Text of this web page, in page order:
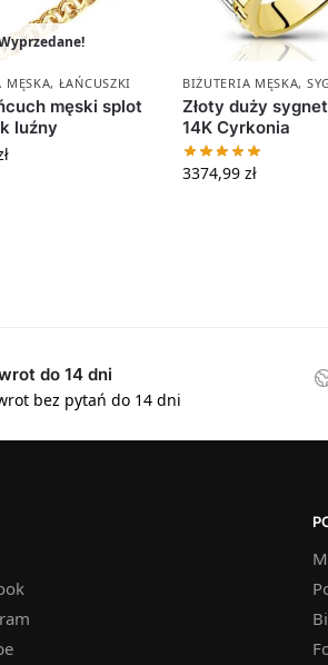
MĘSKA, ŁAŃCUSZKI
męski splot
luźny
BIŻUTERIA MĘSKA,
Złoty duży
14K Cyrkonia
3374,99 zł
do 14 dni
bez pytań do 14 dni